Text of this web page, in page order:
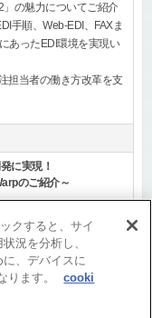
」の魅力についてご紹介
手順、Web-EDI、FAXま
あったEDI環境を実現い
担当者の働き方改革を支
に実現！
のご紹介～
の接続、フォーマットや
速に実現できる13年連続
、EDIと基幹システムの
クすると、サイ
況を分析し、
、デバイスに
ります。
cooki